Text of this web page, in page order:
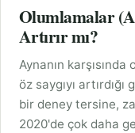
Olumlamalar
Artırır mı?
Aynanın
öz saygıyı
bir deney tersine,
2020'de çok daha